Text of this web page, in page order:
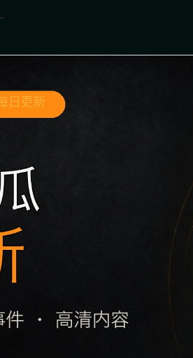
移动端专题入口3围绕最新网红吃瓜
容时优先保持标题、摘要、栏目和
看摘要是否说明更新范围，随后通
要页面点击深度控制在三次以内。